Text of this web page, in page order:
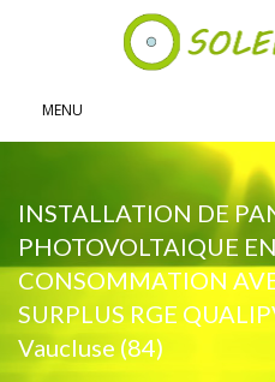
MENU
INSTALLATION DE
PHOTOVOLTAIQUE
CONSOMMATION
SURPLUS RGE
Vaucluse (84)
Panneau de gestion des cookies